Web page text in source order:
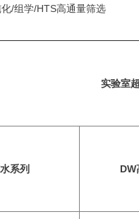
/组学/HTS高通量筛选
实验室
系列 DW